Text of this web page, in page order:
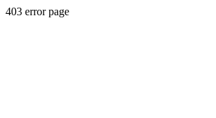
403 error page